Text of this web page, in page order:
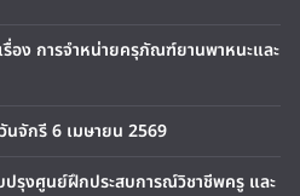
รื่อง การจำหน่ายครุภัณฑ์ยานพาหนะและ
นจักรี 6 เมษายน 2569
ปรุงศูนย์ฝึกประสบการณ์วิชาชีพครู และ